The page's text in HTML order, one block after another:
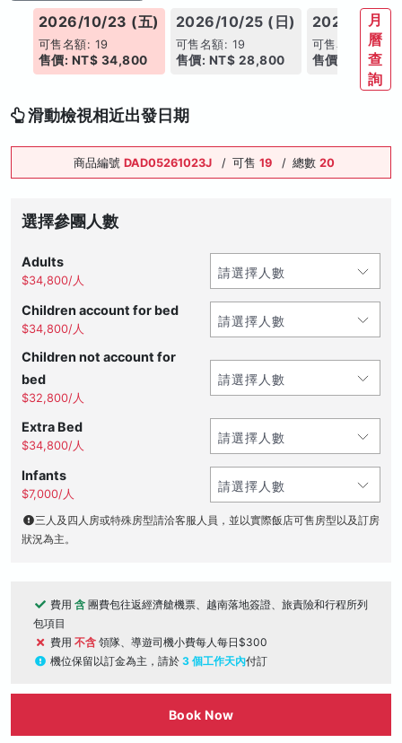
2026/10/23 (五)
可售名額: 19
售價: NT$ 34,800
2026/10/25 (日)
可售名額: 19
售價: NT$ 28,800
2026/10/
可售名額: 19
售價: NT$
月
曆
查
詢
滑動檢視相近出發日期
商品編號 DAD05261023J / 可售 19 / 總數 20
選擇參團人數
Adults
$34,800/人
Children account for bed
$34,800/人
Children not account for
bed
$32,800/人
Extra Bed
$34,800/人
Infants
$7,000/人
三人及四人房或特殊房型請洽客服人員，並以實際飯店可售房型以及訂房
狀況為主。
費用 含 團費包往返經濟艙機票、越南落地簽證、旅責險和行程所列
包項目
費用 不含 領隊、導遊司機小費每人每日$300
機位保留以訂金為主，請於 3 個工作天內付訂
Book Now